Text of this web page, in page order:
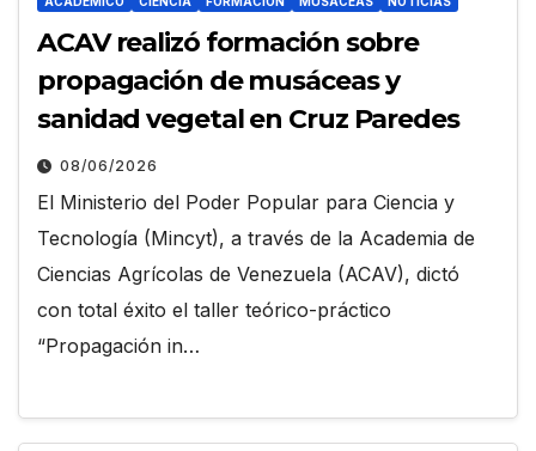
ACAV realizó formación sobre
propagación de musáceas y
sanidad vegetal en Cruz Paredes
08/06/2026
El Ministerio del Poder Popular para Ciencia y
Tecnología (Mincyt), a través de la Academia de
Ciencias Agrícolas de Venezuela (ACAV), dictó
con total éxito el taller teórico-práctico
“Propagación in…